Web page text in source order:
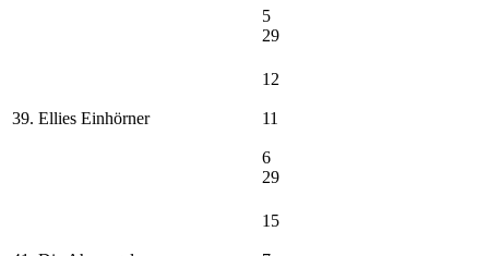
5
29
39. Ellies Einhörner
12
11
6
29
15